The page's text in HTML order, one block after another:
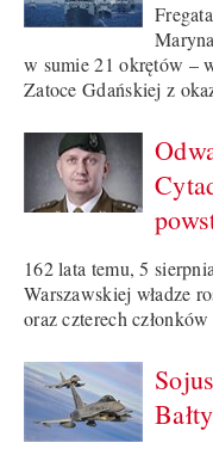
w sumie 21 okrętów –
Zatoce Gdańskiej z
162 lata temu, 5
Warszawskiej władze
oraz czterech